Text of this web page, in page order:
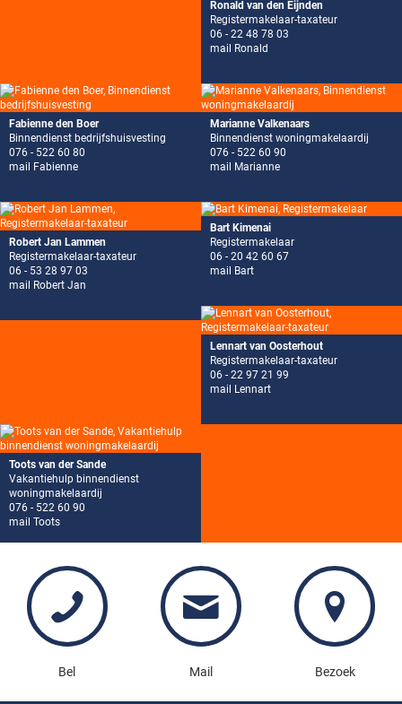
Ronald van den Eijnden
Registermakelaar-taxateur
06 - 22 48 78 03
mail Ronald
Fabienne den Boer
Binnendienst bedrijfshuisvesting
076 - 522 60 80
mail Fabienne
Marianne Valkenaars
Binnendienst woningmakelaardij
076 - 522 60 90
mail Marianne
Robert Jan Lammen
Registermakelaar-taxateur
06 - 53 28 97 03
mail Robert Jan
Bart Kimenai
Registermakelaar
06 - 20 42 60 67
mail Bart
Lennart van Oosterhout
Registermakelaar-taxateur
06 - 22 97 21 99
mail Lennart
Toots van der Sande
Vakantiehulp binnendienst
woningmakelaardij
076 - 522 60 90
mail Toots
Bel Mail Bezoek